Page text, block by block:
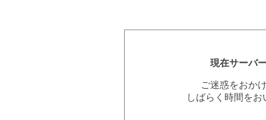
現在サーバ
ご迷惑をおか
しばらく時間を